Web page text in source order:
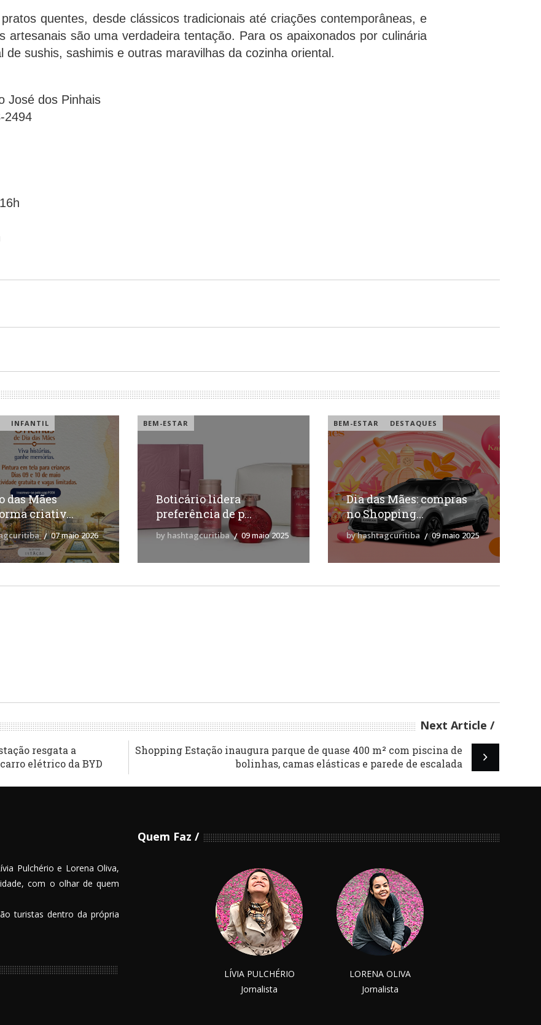
quentes, desde clássicos tradicionais até criações contemporâneas, e
artesanais são uma verdadeira tentação. Para os apaixonados por culinária
de sushis, sashimis e outras maravilhas da cozinha oriental.
José dos Pinhais
2494
INFANTIL
das Mães
criativ...
07 maio 2026
BEM-ESTAR
Boticário lidera
preferência de p...
by hashtagcuritiba 09 maio 2025
BEM-ESTAR DESTAQUES
Dia das Mães: compras
no Shopping...
by hashtagcuritiba 09 maio 2025
Next Article
resgata a
elétrico da BYD
Shopping Estação inaugura parque de quase 400 m² com piscina de
bolinhas, camas elásticas e parede de escalada
Pulchério e Lorena Oliva,
com o olhar de quem
turistas dentro da própria
Quem Faz
LÍVIA PULCHÉRIO
Jornalista
LORENA OLIVA
Jornalista